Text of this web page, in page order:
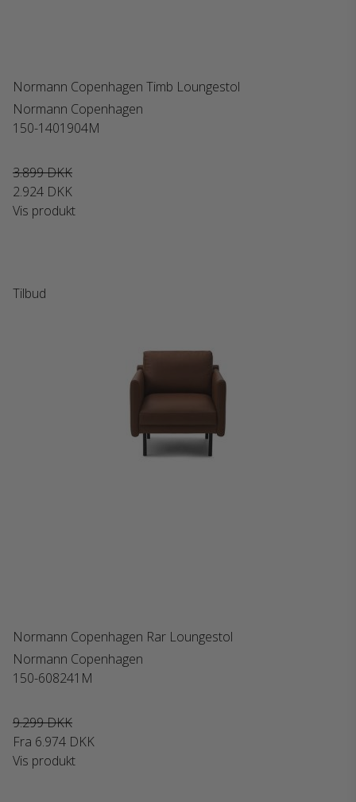
Normann Copenhagen Timb Loungestol
Normann Copenhagen
150-1401904M
3.899 DKK
2.924 DKK
Vis produkt
Tilbud
Normann Copenhagen Rar Loungestol
Normann Copenhagen
150-608241M
9.299 DKK
Fra 6.974 DKK
Vis produkt